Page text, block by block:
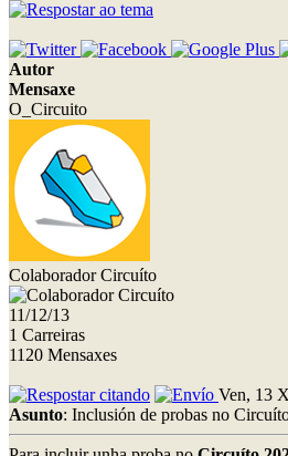
Autor
Mensaxe
O_Circuito
Colaborador Circuíto
11/12/13
1 Carreiras
1120 Mensaxes
Ven, 13
Asunto: Inclusión de probas no